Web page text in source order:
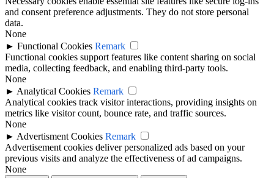
and consent preference adjustments. They do not store personal
data.
None
► Functional Cookies Remark
Functional cookies support features like content sharing on social
media, collecting feedback, and enabling third-party tools.
None
► Analytical Cookies Remark
Analytical cookies track visitor interactions, providing insights on
metrics like visitor count, bounce rate, and traffic sources.
None
► Advertisment Cookies Remark
Advertisement cookies deliver personalized ads based on your
previous visits and analyze the effectiveness of ad campaigns.
None